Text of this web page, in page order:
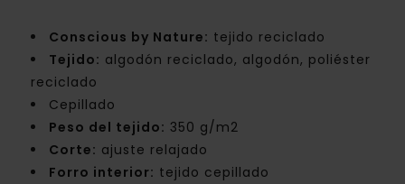
Conscious by Nature: tejido reciclado
Tejido: algodón reciclado, algodón, poliéster
reciclado
Cepillado
Peso del tejido: 350 g/m2
Corte: ajuste relajado
Forro interior: tejido cepillado